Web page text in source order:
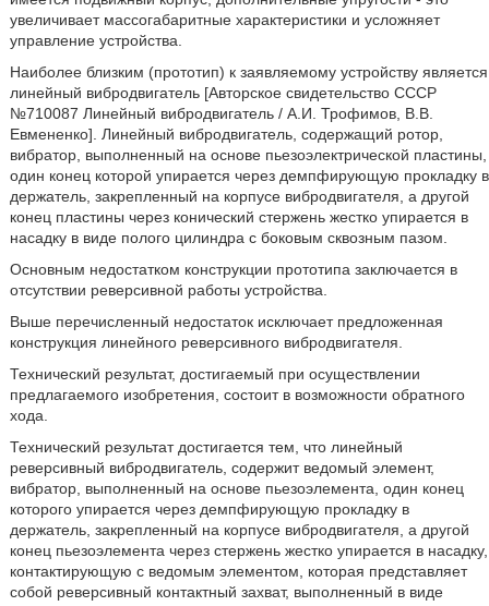
увеличивает массогабаритные характеристики и усложняет
управление устройства.
Наиболее близким (прототип) к заявляемому устройству является
линейный вибродвигатель [Авторское свидетельство СССР
№710087 Линейный вибродвигатель / А.И. Трофимов, В.В.
Евмененко]. Линейный вибродвигатель, содержащий ротор,
вибратор, выполненный на основе пьезоэлектрической пластины,
один конец которой упирается через демпфирующую прокладку в
держатель, закрепленный на корпусе вибродвигателя, а другой
конец пластины через конический стержень жестко упирается в
насадку в виде полого цилиндра с боковым сквозным пазом.
Основным недостатком конструкции прототипа заключается в
отсутствии реверсивной работы устройства.
Выше перечисленный недостаток исключает предложенная
конструкция линейного реверсивного вибродвигателя.
Технический результат, достигаемый при осуществлении
предлагаемого изобретения, состоит в возможности обратного
хода.
Технический результат достигается тем, что линейный
реверсивный вибродвигатель, содержит ведомый элемент,
вибратор, выполненный на основе пьезоэлемента, один конец
которого упирается через демпфирующую прокладку в
держатель, закрепленный на корпусе вибродвигателя, а другой
конец пьезоэлемента через стержень жестко упирается в насадку,
контактирующую с ведомым элементом, которая представляет
собой реверсивный контактный захват, выполненный в виде